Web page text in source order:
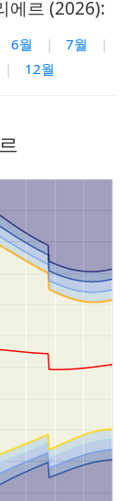
에르 (2026):
6월 | 7월
|
| 12월